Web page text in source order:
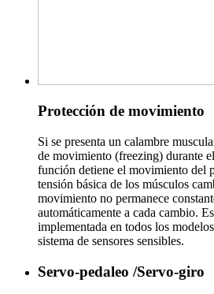
Protección de movimiento
Si se presenta un calambre
de movimiento (freezing) durante
función detiene el movimiento del
tensión básica de los músculos
movimiento no permanece
automáticamente a cada cambio.
implementada en todos los
sistema de sensores sensibles.
Servo-pedaleo /Servo-giro